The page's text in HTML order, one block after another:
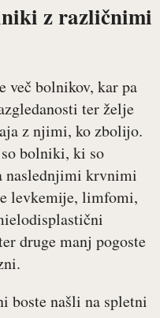
z različnimi
več bolnikov, kar pa
ter želje
z njimi, ko zbolijo.
bolniki, ki so
naslednjimi krvnimi
levkemije, limfomi,
druge manj pogoste
boste našli na spletni